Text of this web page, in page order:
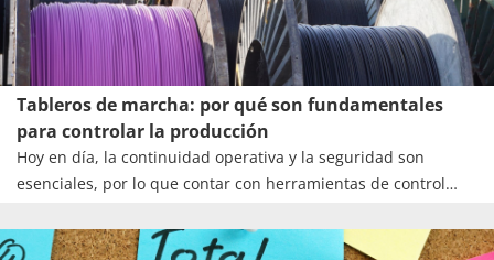
Tableros de marcha: por qué son fundamentales
para controlar la producción
Hoy en día, la continuidad operativa y la seguridad son
esenciales, por lo que contar con herramientas de control
aunque a menudo pasa desapercibida fuera de los círculos